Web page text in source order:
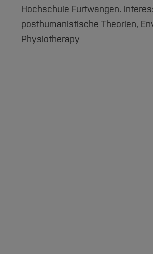
Hochschule Furtwangen.
posthumanistische Theorien,
Physiotherapy